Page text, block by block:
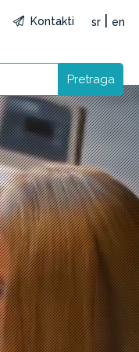
stream: HTTP
Kontakti sr en
Pretraga